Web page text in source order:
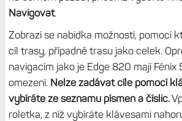
Navigovat.
Zobrazí se nabídka možností, pomocí
cíl trasy, případně trasu jako celek.
navigacím jako je Edge 820 mají Fénix
omezení. Nelze zadávat cíle pomocí
vybíráte ze seznamu písmen a číslic.
roletka, z níž vybíráte klávesami